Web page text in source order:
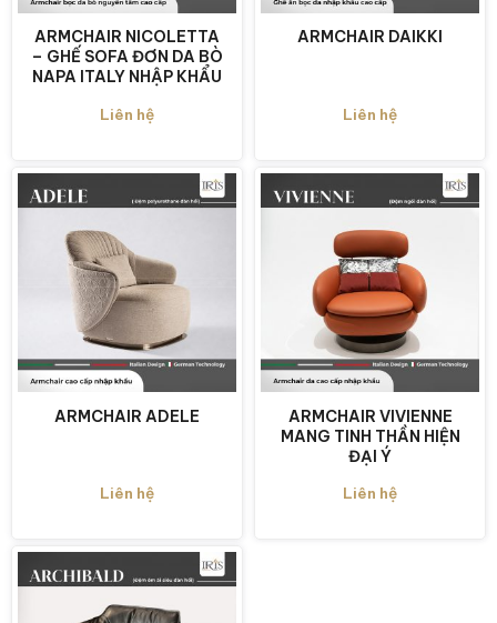
ARMCHAIR NICOLETTA
– GHẾ SOFA ĐƠN DA BÒ
NAPA ITALY NHẬP KHẨU
Liên hệ
ARMCHAIR DAIKKI
Liên hệ
ARMCHAIR ADELE
Liên hệ
ARMCHAIR VIVIENNE
MANG TINH THẦN HIỆN
ĐẠI Ý
Liên hệ